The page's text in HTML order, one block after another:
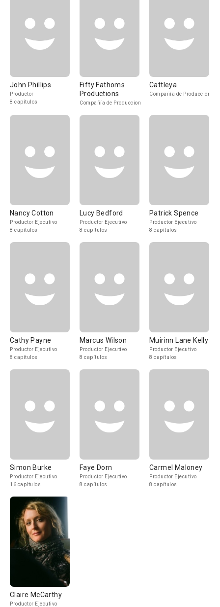
John Phillips
Productor
8 capítulos
Fifty Fathoms
Productions
Compañía de Produccion
Cattleya
Compañía de Produccion
Nancy Cotton
Productor Ejecutivo
8 capítulos
Lucy Bedford
Productor Ejecutivo
8 capítulos
Patrick Spence
Productor Ejecutivo
8 capítulos
Cathy Payne
Productor Ejecutivo
8 capítulos
Marcus Wilson
Productor Ejecutivo
8 capítulos
Muirinn Lane Kelly
Productor Ejecutivo
8 capítulos
Simon Burke
Productor Ejecutivo
16 capítulos
Faye Dorn
Productor Ejecutivo
8 capítulos
Carmel Maloney
Productor Ejecutivo
8 capítulos
Claire McCarthy
Productor Ejecutivo